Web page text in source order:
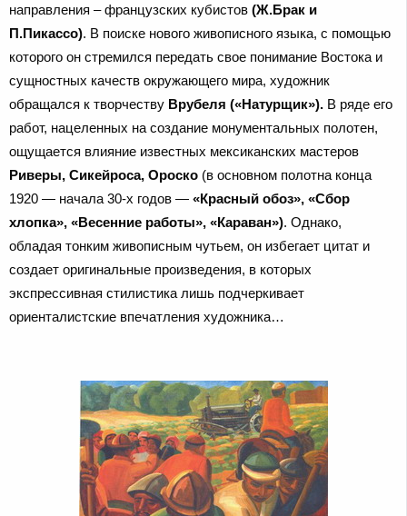
направления – французских кубистов (Ж.Брак и
П.Пикассо). В поиске нового живописного языка, с помощью
которого он стремился передать свое понимание Востока и
сущностных качеств окружающего мира, художник
обращался к творчеству Врубеля («Натурщик»). В ряде его
работ, нацеленных на создание монументальных полотен,
ощущается влияние известных мексиканских мастеров
Риверы, Сикейроса, Ороско (в основном полотна конца
1920 — начала 30-х годов — «Красный обоз», «Сбор
хлопка», «Весенние работы», «Караван»). Однако,
обладая тонким живописным чутьем, он избегает цитат и
создает оригинальные произведения, в которых
экспрессивная стилистика лишь подчеркивает
ориенталистские впечатления художника…